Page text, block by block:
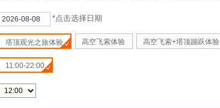
*点击选择日期
塔顶观光之旅体验 高空飞索体验 高空飞索+塔顶蹦跃体验
11:00-22:00